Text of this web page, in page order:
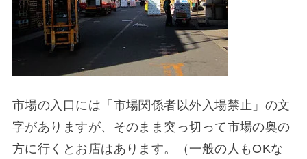
市場の入口には「市場関係者以外入場禁止」の文
字がありますが、そのまま突っ切って市場の奥の
方に行くとお店はあります。（一般の人もOKな